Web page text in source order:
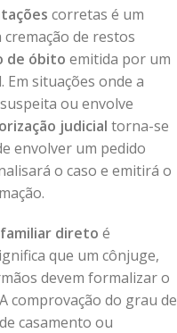
corretas é um
de restos
de óbito emitida por um
situações onde a
ou envolve
judicial torna-se
envolver um pedido
o caso e emitirá o
direto é
que um cônjuge,
devem formalizar o
comprovação do grau de
casamento ou